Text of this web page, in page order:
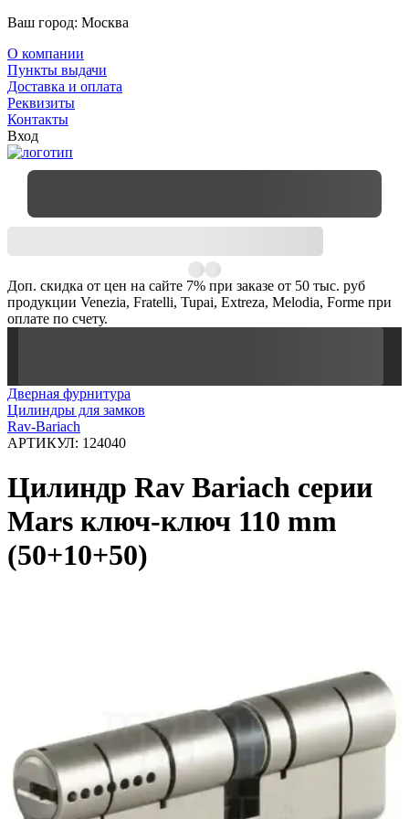
Ваш город: Москва
О компании
Пункты выдачи
Доставка и оплата
Реквизиты
Контакты
Вход
Доп. скидка от цен на сайте 7% при заказе от 50 тыс. руб
продукции Venezia, Fratelli, Tupai, Extreza, Melodia, Forme при
оплате по счету.
Дверная фурнитура
Цилиндры для замков
Rav-Bariach
АРТИКУЛ: 124040
Цилиндр Rav Bariach серии
Mars ключ-ключ 110 mm
(50+10+50)